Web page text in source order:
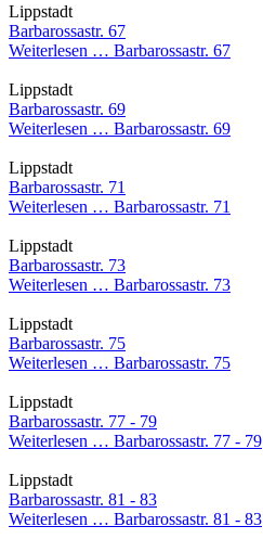
Lippstadt
Barbarossastr. 67
Weiterlesen … Barbarossastr. 67
Lippstadt
Barbarossastr. 69
Weiterlesen … Barbarossastr. 69
Lippstadt
Barbarossastr. 71
Weiterlesen … Barbarossastr. 71
Lippstadt
Barbarossastr. 73
Weiterlesen … Barbarossastr. 73
Lippstadt
Barbarossastr. 75
Weiterlesen … Barbarossastr. 75
Lippstadt
Barbarossastr. 77 - 79
Weiterlesen … Barbarossastr. 77 - 79
Lippstadt
Barbarossastr. 81 - 83
Weiterlesen … Barbarossastr. 81 - 83